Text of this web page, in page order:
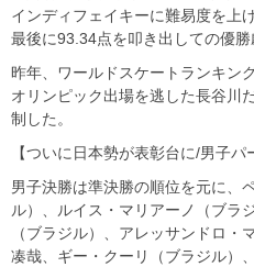
インディフェイキーに難易度を上
最後に93.34点を叩き出しての優勝
昨年、ワールドスケートランキン
オリンピック出場を逃した長谷川
制した。
【ついに日本勢が表彰台に/男子パ
男子決勝は準決勝の順位を元に、
ル）、ルイス・マリアーノ（ブラ
（ブラジル）、アレッサンドロ・
凑哉、ギー・クーリ（ブラジル）